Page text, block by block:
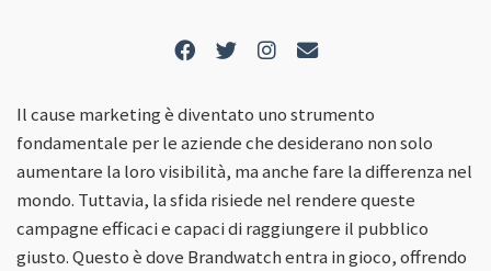
Il cause marketing è diventato uno strumento
fondamentale per le aziende che desiderano non solo
aumentare la loro visibilità, ma anche fare la differenza nel
mondo. Tuttavia, la sfida risiede nel rendere queste
campagne efficaci e capaci di raggiungere il pubblico
giusto. Questo è dove Brandwatch entra in gioco, offrendo